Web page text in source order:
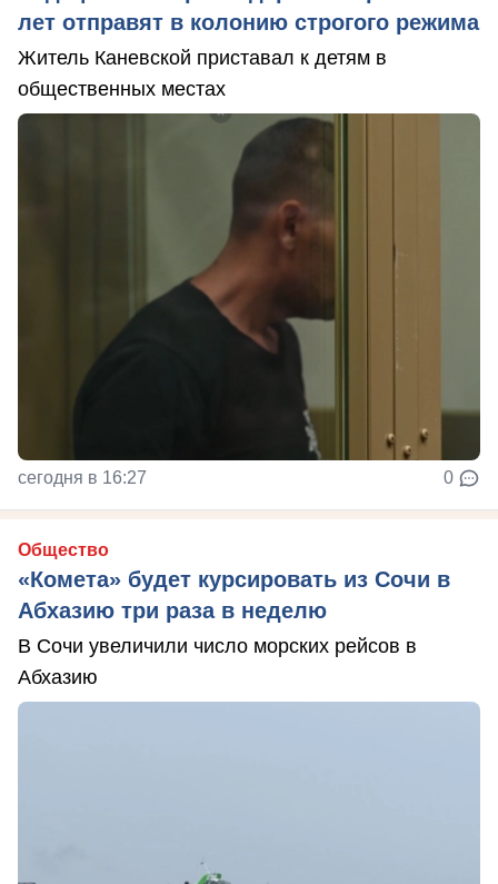
лет отправят в колонию строгого режима
Житель Каневской приставал к детям в
общественных местах
сегодня в 16:27 0
Общество
«Комета» будет курсировать из Сочи в
Абхазию три раза в неделю
В Сочи увеличили число морских рейсов в
Абхазию